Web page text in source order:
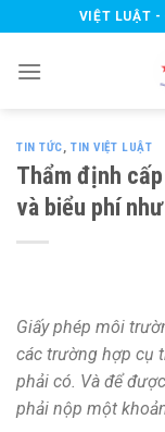
to
content
VIỆT LUẬT -
TIN TỨC,TIN VIỆT LUẬT
Thẩm định
và biểu phí
Giấy phép môi
các trường hợp cụ
phải có. Và để
phải nộp một